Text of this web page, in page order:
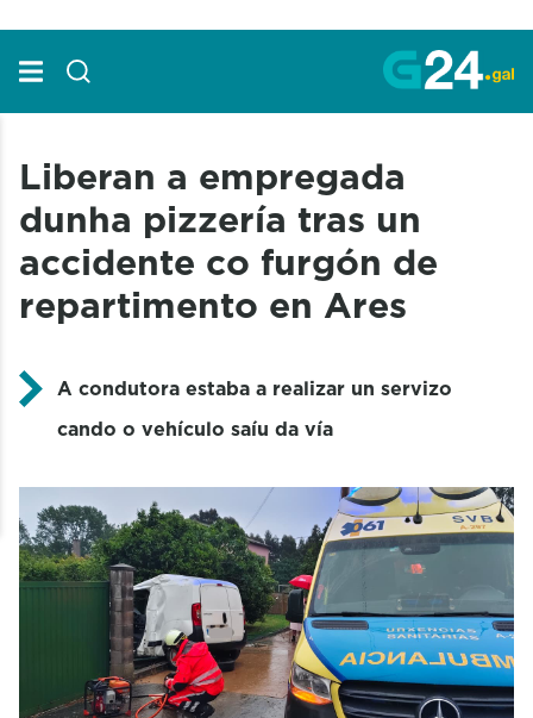
Liberan a empregada
dunha pizzería tras un
accidente co furgón de
repartimento en Ares
A condutora estaba a realizar un servizo
cando o vehículo saíu da vía